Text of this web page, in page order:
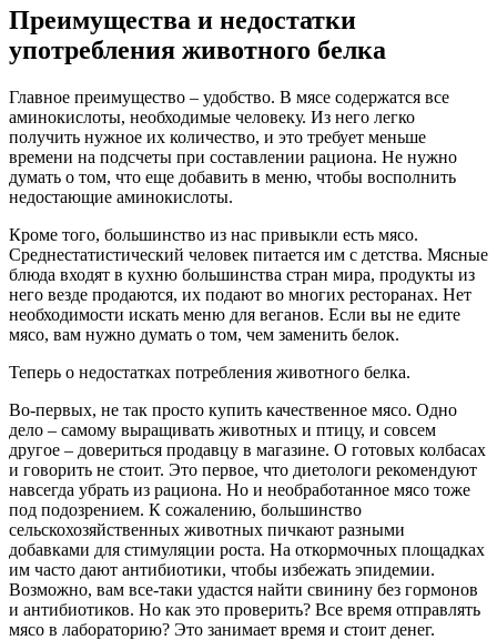
Преимущества и недостатки
употребления животного белка
Главное преимущество – удобство. В мясе содержатся все
аминокислоты, необходимые человеку. Из него легко
получить нужное их количество, и это требует меньше
времени на подсчеты при составлении рациона. Не нужно
думать о том, что еще добавить в меню, чтобы восполнить
недостающие аминокислоты.
Кроме того, большинство из нас привыкли есть мясо.
Среднестатистический человек питается им с детства. Мясные
блюда входят в кухню большинства стран мира, продукты из
него везде продаются, их подают во многих ресторанах. Нет
необходимости искать меню для веганов. Если вы не едите
мясо, вам нужно думать о том, чем заменить белок.
Теперь о недостатках потребления животного белка.
Во-первых, не так просто купить качественное мясо. Одно
дело – самому выращивать животных и птицу, и совсем
другое – довериться продавцу в магазине. О готовых колбасах
и говорить не стоит. Это первое, что диетологи рекомендуют
навсегда убрать из рациона. Но и необработанное мясо тоже
под подозрением. К сожалению, большинство
сельскохозяйственных животных пичкают разными
добавками для стимуляции роста. На откормочных площадках
им часто дают антибиотики, чтобы избежать эпидемии.
Возможно, вам все-таки удастся найти свинину без гормонов
и антибиотиков. Но как это проверить? Все время отправлять
мясо в лабораторию? Это занимает время и стоит денег.